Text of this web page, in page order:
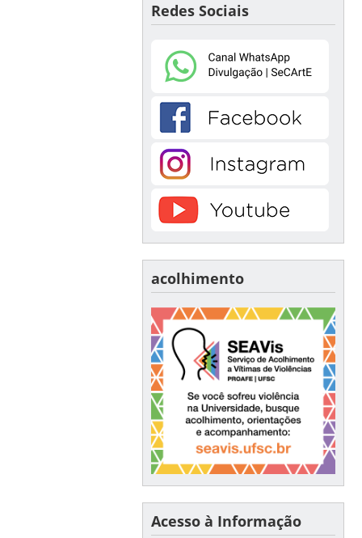
Redes Sociais
acolhimento
Acesso à Informação